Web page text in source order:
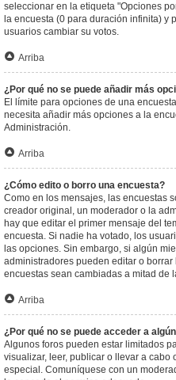
seleccionar en la etiqueta "Opciones
la encuesta (0 para duración infinita) y
usuarios cambiar su votos.
Arriba
¿Por qué no se puede añadir más
El límite para opciones de una
necesita añadir más opciones a la
Administración.
Arriba
¿Cómo edito o borro una encuesta?
Como en los mensajes, las encuestas
creador original, un moderador o la
hay que editar el primer mensaje del
encuesta. Si nadie ha votado, los
las opciones. Sin embargo, si algún
administradores pueden editar o
encuestas sean cambiadas a mitad de
Arriba
¿Por qué no se puede acceder a
Algunos foros pueden estar limitados
visualizar, leer, publicar o llevar a
especial. Comuníquese con un